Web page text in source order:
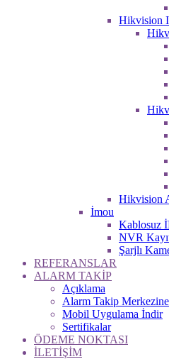
Hikvision
Hikvision
İmou
Kablosuz
NVR
Şarjlı
REFERANSLAR
ALARM TAKİP
Açıklama
Alarm Takip
Mobil Uygulama İndir
Sertifikalar
ÖDEME NOKTASI
İLETİŞİM